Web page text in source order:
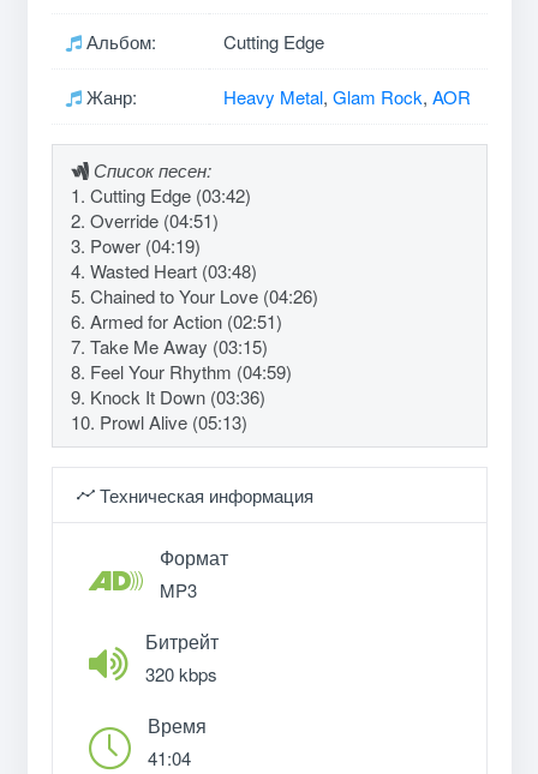
Альбом: Cutting Edge
Жанр: Heavy Metal, Glam Rock, AOR
Список песен:
1. Cutting Edge (03:42)
2. Override (04:51)
3. Power (04:19)
4. Wasted Heart (03:48)
5. Chained to Your Love (04:26)
6. Armed for Action (02:51)
7. Take Me Away (03:15)
8. Feel Your Rhythm (04:59)
9. Knock It Down (03:36)
10. Prowl Alive (05:13)
Техническая информация
Формат
MP3
Битрейт
320 kbps
Время
41:04